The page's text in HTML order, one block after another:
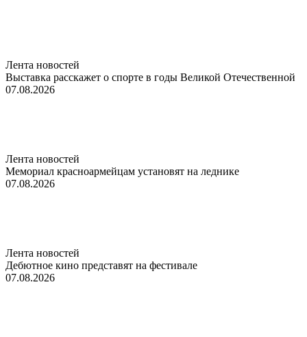
Лента новостей
Выставка расскажет о спорте в годы Великой Отечественной
07.08.2026
Лента новостей
Мемориал красноармейцам установят на леднике
07.08.2026
Лента новостей
Дебютное кино представят на фестивале
07.08.2026